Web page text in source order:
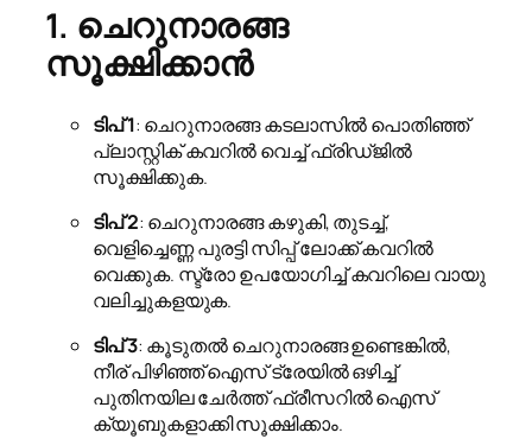
1. ചെറുനാരങ്ങ
സൂക്ഷിക്കാൻ
ടിപ് 1: ചെറുനാരങ്ങ കടലാസിൽ പൊതിഞ്ഞ്
പ്ലാസ്റ്റിക് കവറിൽ വെച്ച് ഫ്രിഡ്ജിൽ
സൂക്ഷിക്കുക.
ടിപ് 2: ചെറുനാരങ്ങ കഴുകി, തുടച്ച്,
വെളിച്ചെണ്ണ പുരട്ടി സിപ്പ് ലോക്ക് കവറിൽ
വെക്കുക. സ്ട്രോ ഉപയോഗിച്ച് കവറിലെ വായു
വലിച്ചുകളയുക.
ടിപ് 3: കൂടുതൽ ചെറുനാരങ്ങ ഉണ്ടെങ്കിൽ,
നീര് പിഴിഞ്ഞ് ഐസ് ട്രേയിൽ ഒഴിച്ച്
പുതിനയില ചേർത്ത് ഫ്രീസറിൽ ഐസ്
ക്യൂബുകളാക്കി സൂക്ഷിക്കാം.